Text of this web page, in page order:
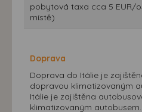
pobytová taxa cca 5 EUR/
místě)
Doprava
Doprava do Itálie je
dopravou klimatizovaným
Itálie je zajištěna
klimatizovaným